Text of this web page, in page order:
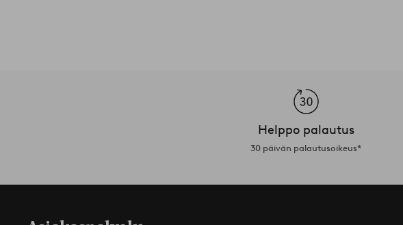
Helppo palautus
30 päivän palautusoikeus*